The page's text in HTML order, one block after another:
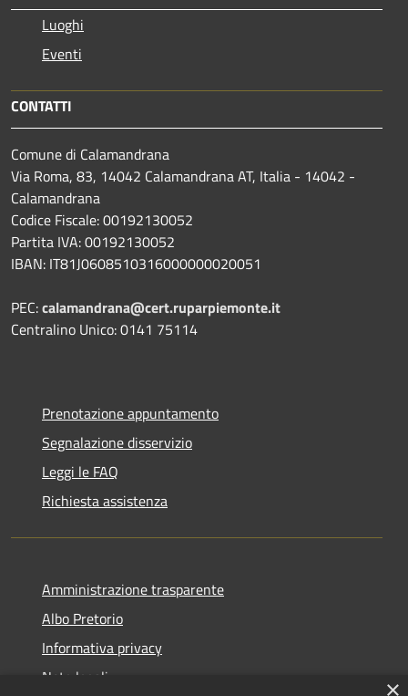
Luoghi
Eventi
CONTATTI
Comune di Calamandrana
Via Roma, 83, 14042 Calamandrana AT, Italia - 14042 -
Calamandrana
Codice Fiscale: 00192130052
Partita IVA: 00192130052
IBAN: IT81J0608510316000000020051
PEC:calamandrana@cert.ruparpiemonte.it
Centralino Unico: 0141 75114
Prenotazione appuntamento
Segnalazione disservizio
Leggi le FAQ
Richiesta assistenza
Amministrazione trasparente
Albo Pretorio
Informativa privacy
Note legali
×